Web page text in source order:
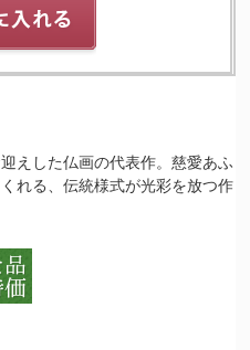
えした仏画の代表作。慈愛あふ
れる、伝統様式が光彩を放つ作